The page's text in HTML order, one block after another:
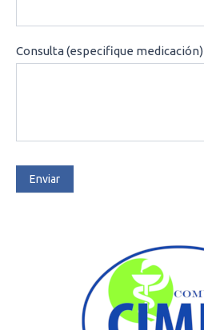
Consulta (especifique medicación)
Enviar